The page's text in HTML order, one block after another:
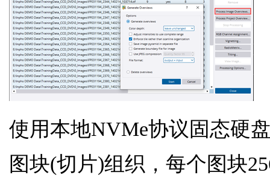
使用本地NVMe协议固态硬
图块(切片)组织，每个图块